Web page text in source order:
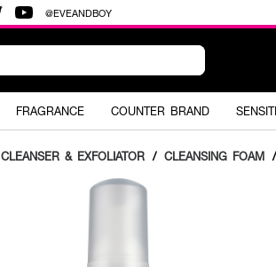
@EVEANDBOY
FRAGRANCE COUNTER BRAND
CLEANSER & EXFOLIATOR / CLEANSING FOAM /